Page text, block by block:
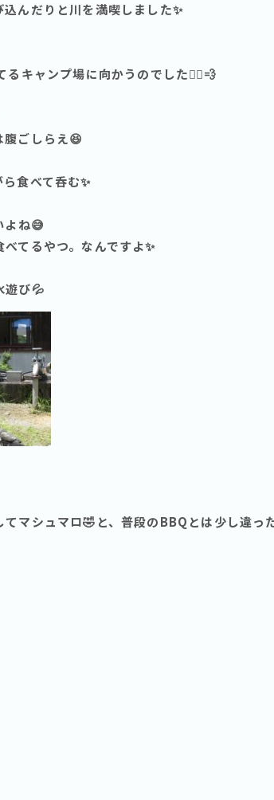
んだりと川を満喫しました✨
キャンプ場に向かうのでした🏃‍♂️💨
腹ごしらえ😆
食べて呑む✨
よね😅
てるやつ。なんですよ✨
遊び💦
マシュマロ🤣と、普段のBBQとは少し違っ